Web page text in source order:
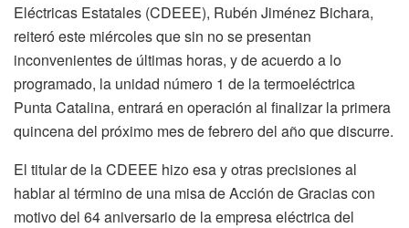
Eléctricas Estatales (CDEEE), Rubén Jiménez Bichara,
reiteró este miércoles que sin no se presentan
inconvenientes de últimas horas, y de acuerdo a lo
programado, la unidad número 1 de la termoeléctrica
Punta Catalina, entrará en operación al finalizar la primera
quincena del próximo mes de febrero del año que discurre.
El titular de la CDEEE hizo esa y otras precisiones al
hablar al término de una misa de Acción de Gracias con
motivo del 64 aniversario de la empresa eléctrica del